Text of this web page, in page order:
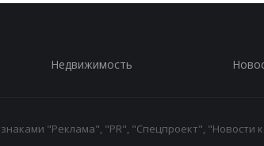
Недвижимость
"Реклама", "PR", "Спецпроект", "Новости